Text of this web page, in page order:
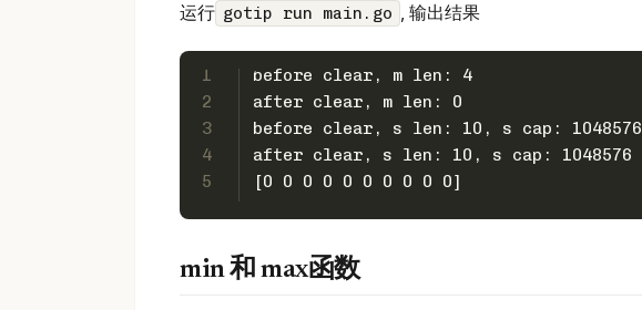
运行 gotip run main.go , 输出结果
1
2
3
4
5
before clear, m len: 4
after clear, m len: 0
before clear, s len: 10, s cap: 1048576
after clear, s len: 10, s cap: 1048576
[0 0 0 0 0 0 0 0 0 0]
min 和 max函数